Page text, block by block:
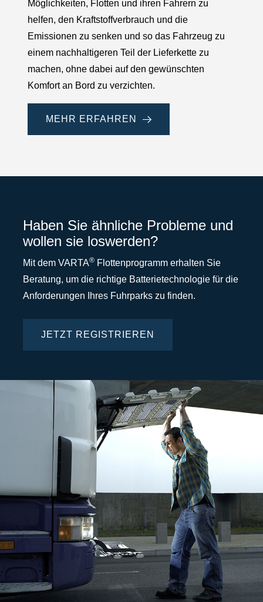
Möglichkeiten, Flotten und ihren Fahrern zu
helfen, den Kraftstoffverbrauch und die
Emissionen zu senken und so das Fahrzeug zu
einem nachhaltigeren Teil der Lieferkette zu
machen, ohne dabei auf den gewünschten
Komfort an Bord zu verzichten.
MEHR ERFAHREN
Haben Sie ähnliche Probleme und
wollen sie loswerden?
Mit dem VARTA® Flottenprogramm erhalten Sie
Beratung, um die richtige Batterietechnologie für die
Anforderungen Ihres Fuhrparks zu finden.
JETZT REGISTRIEREN